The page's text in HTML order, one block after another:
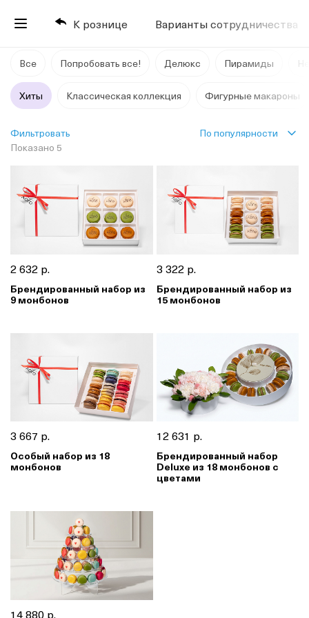
К рознице Варианты сотрудничества
Все Попробовать все! Делюкс Пирамиды
Хиты Классическая коллекция Фигурные макароны
Показано 5
Фильтровать По популярности
2 632 р.
Брендированный набор из
9 монбонов
3 322 р.
Брендированный набор из
15 монбонов
3 667 р.
Особый набор из 18
монбонов
12 631 р.
Брендированный набор
Deluxe из 18 монбонов с
цветами
14 880 р.